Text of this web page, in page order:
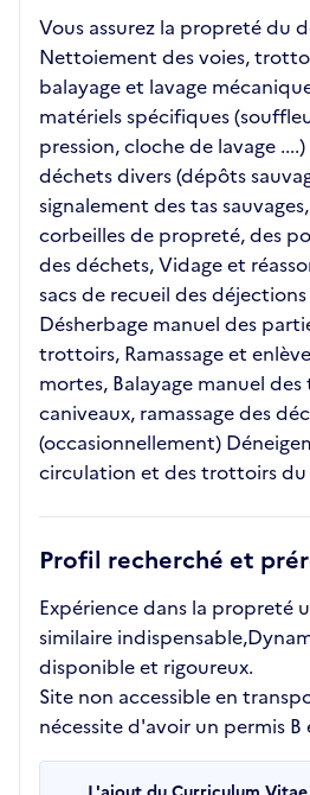
Vous assurez la propreté du
Nettoiement des voies,
balayage et lavage
matériels spécifiques
pression, cloche de lavage ....)
déchets divers (dépôts
signalement des tas
corbeilles de propreté, des
des déchets, Vidage et
sacs de recueil des
Désherbage manuel des
trottoirs, Ramassage et
mortes, Balayage manuel
caniveaux, ramassage des
(occasionnellement)
circulation et des trottoirs
Profil recherché et
Expérience dans la propreté
similaire
disponible et rigoureux.
Site non accessible en
nécessite d'avoir un permis